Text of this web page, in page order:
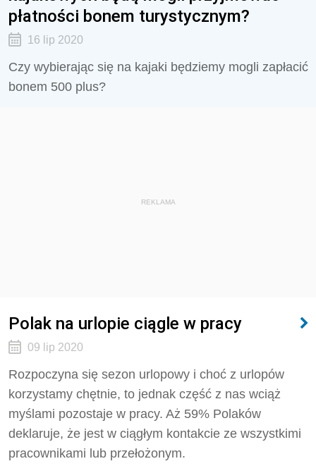
płatności bonem turystycznym?
16 lip 2020
Czy wybierając się na kajaki będziemy mogli zapłacić
bonem 500 plus?
REKLAMA
Polak na urlopie ciągle w pracy
09 lip 2020
Rozpoczyna się sezon urlopowy i choć z urlopów
korzystamy chętnie, to jednak część z nas wciąż
myślami pozostaje w pracy. Aż 59% Polaków
deklaruje, że jest w ciągłym kontakcie ze wszystkimi
pracownikami lub przełożonym.